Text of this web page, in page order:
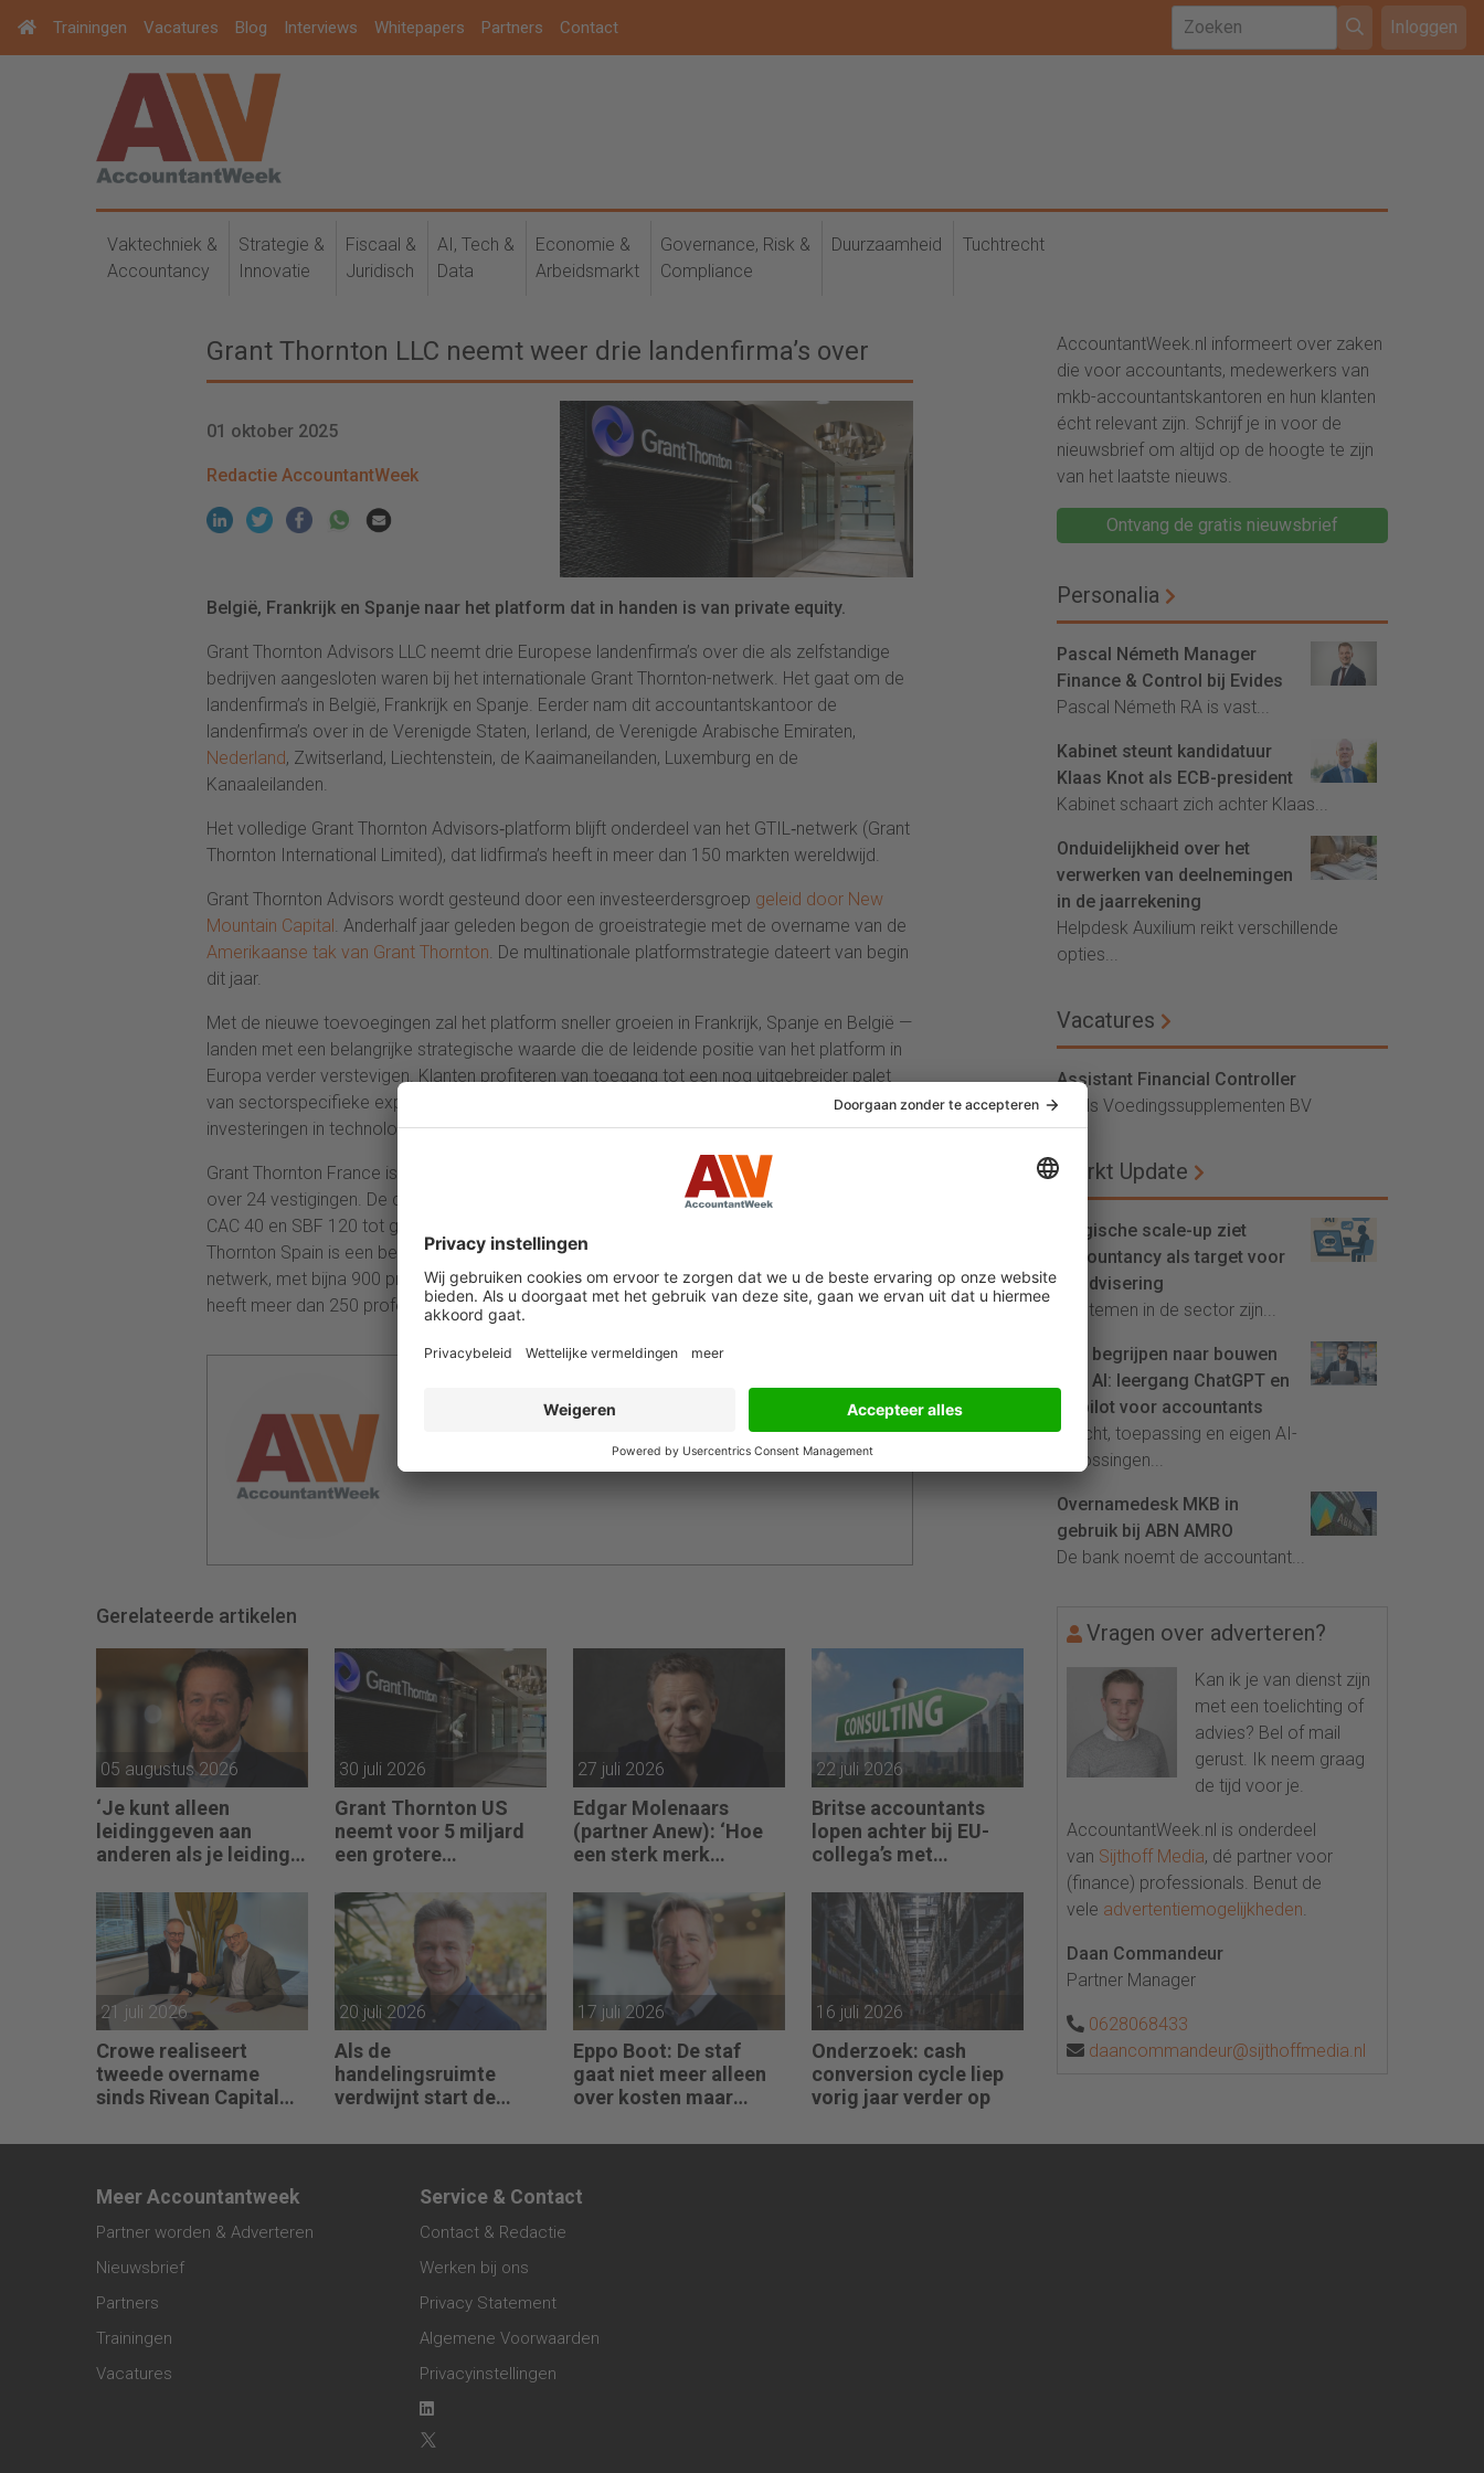
Trainingen Vacatures Blog Interviews Whitepapers Partners Contact Inloggen
Vaktechniek &
Accountancy
Strategie &
Innovatie
Fiscaal &
Juridisch
AI, Tech &
Data
Economie &
Arbeidsmarkt
Governance, Risk &
Compliance
Duurzaamheid Tuchtrecht
Grant Thornton LLC neemt weer drie landenfirma’s over
01 oktober 2025
Redactie AccountantWeek
België, Frankrijk en Spanje naar het platform dat in handen is van private equity.
Grant Thornton Advisors LLC neemt drie Europese landenfirma’s over die als zelfstandige
bedrijven aangesloten waren bij het internationale Grant Thornton-netwerk. Het gaat om de
landenfirma’s in België, Frankrijk en Spanje. Eerder nam dit accountantskantoor de
landenfirma’s over in de Verenigde Staten, Ierland, de Verenigde Arabische Emiraten,
Nederland, Zwitserland, Liechtenstein, de Kaaimaneilanden, Luxemburg en de
Kanaaleilanden.
Het volledige Grant Thornton Advisors‐platform blijft onderdeel van het GTIL‐netwerk (Grant
Thornton International Limited), dat lidfirma’s heeft in meer dan 150 markten wereldwijd.
Grant Thornton Advisors wordt gesteund door een investeerdersgroep geleid door New
Mountain Capital. Anderhalf jaar geleden begon de groeistrategie met de overname van de
Amerikaanse tak van Grant Thornton. De multinationale platformstrategie dateert van begin
dit jaar.
Met de nieuwe toevoegingen zal het platform sneller groeien in Frankrijk, Spanje en België —
landen met een belangrijke strategische waarde die de leidende positie van het platform in
Europa verder verstevigen. Klanten profiteren van toegang tot een nog uitgebreider palet
van sectorspecifieke expertise en innovatieve oplossingen, ondersteund door aanzienlijke
investeringen in technologie en talent.
Grant Thornton France is de grootste recente aanwinst, met 2.800 medewerkers verdeeld
over 24 vestigingen. De cliëntenportefeuille varieert van toonaangevende bedrijven in de
CAC 40 en SBF 120 tot grote ondernemingen en bedrijven uit de middenmarkt. Grant
Thornton Spain is een belangrijke en snelgroeiende deelnemer in het Grant Thornton‐
netwerk, met bijna 900 professionals verspreid over 10 locaties. Grant Thornton Belgium
heeft meer dan 250 professionals.
Gerelateerde artikelen
05 augustus 2026
‘Je kunt alleen
leidinggeven aan
anderen als je leiding
30 juli 2026
Grant Thornton US
neemt voor 5 miljard
een grotere
27 juli 2026
Edgar Molenaars
(partner Anew): ‘Hoe
een sterk merk
vertaalt in tastbaar
geld’
22 juli 2026
Britse accountants
lopen achter bij EU-
collega’s met
21 juli 2026
Crowe realiseert
tweede overname
sinds Rivean Capital
20 juli 2026
Als de
handelingsruimte
verdwijnt start de
vertelt Pim van Berkel
17 juli 2026
Eppo Boot: De staf
gaat niet meer alleen
over kosten maar
impact
16 juli 2026
Onderzoek: cash
conversion cycle liep
vorig jaar verder op
AccountantWeek.nl informeert over zaken
die voor accountants, medewerkers van
mkb-accountantskantoren en hun klanten
écht relevant zijn. Schrijf je in voor de
nieuwsbrief om altijd op de hoogte te zijn
van het laatste nieuws.
Ontvang de gratis nieuwsbrief
Personalia
Pascal Németh Manager
Finance & Control bij Evides
Pascal Németh RA is vast...
Kabinet steunt kandidatuur
Klaas Knot als ECB-president
Kabinet schaart zich achter Klaas...
Onduidelijkheid over het
verwerken van deelnemingen
in de jaarrekening
Helpdesk Auxilium reikt verschillende
opties...
Vacatures
Assistant Financial Controller
Vitals Voedingssupplementen BV
Markt Update
Belgische scale-up ziet
accountancy als target voor
AI-advisering
'Systemen in de sector zijn...
Van begrijpen naar bouwen
met AI: leergang ChatGPT en
Copilot voor accountants
Inzicht, toepassing en eigen AI-
oplossingen...
Overnamedesk MKB in
gebruik bij ABN AMRO
De bank noemt de accountant...
Vragen over adverteren?
Kan ik je van dienst zijn
met een toelichting of
advies? Bel of mail
gerust. Ik neem graag
de tijd voor je.
AccountantWeek.nl is onderdeel
van Sijthoff Media, dé partner voor
(finance) professionals. Benut de
vele advertentiemogelijkheden.
Daan Commandeur
Partner Manager
0628068433
daancommandeur@sijthoffmedia.nl
Meer Accountantweek
Partner worden & Adverteren
Nieuwsbrief
Partners
Trainingen
Vacatures
Service & Contact
Contact & Redactie
Werken bij ons
Privacy Statement
Algemene Voorwaarden
Privacyinstellingen